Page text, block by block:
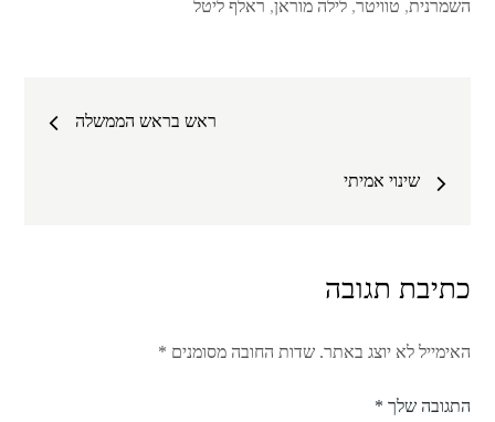
השמרנית, טוויטר,לילה מוראן, ראלף ליטל
ראש בראש הממשלה
שינוי אמיתי
כתיבת תגובה
האימייל לא יוצג באתר. שדות החובה מסומנים *
התגובה שלך *